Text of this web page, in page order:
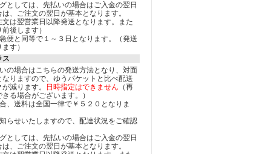
としては、先払いの場合はご入金の翌日
、ご注文の翌日が基本となります。
文は翌営業日以降発送となります。また
後します）
便と同等で１～３日となります。（発送
す）
ス
の場合はこちらの発送方法となり、対面
りますので、ゆうパケットと比べ配送
減ります。
日時指定はできません （再
る場合がございます。）
、送料は全国一律で￥５２０となりま
らせいたしますので、配達状況をご確認
としては、先払いの場合はご入金の翌日
、ご注文の翌日が基本となります。